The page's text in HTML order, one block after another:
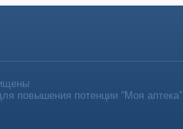
повышения потенции “Моя